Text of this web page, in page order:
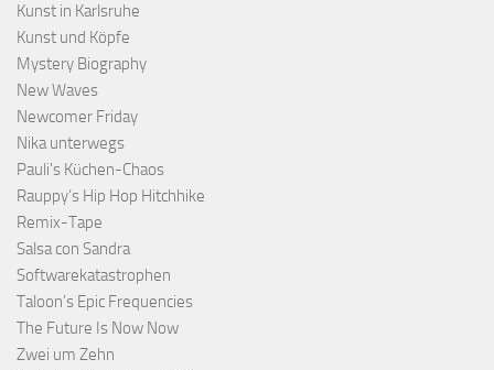
Kunst in Karlsruhe
Kunst und Köpfe
Mystery Biography
New Waves
Newcomer Friday
Nika unterwegs
Pauli's Küchen-Chaos
Rauppy’s Hip Hop Hitchhike
Remix-Tape
Salsa con Sandra
Softwarekatastrophen
Taloon’s Epic Frequencies
The Future Is Now Now
Zwei um Zehn